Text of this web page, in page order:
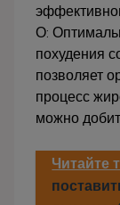
О:
похудения
позволяет
процесс
можно
Читайте